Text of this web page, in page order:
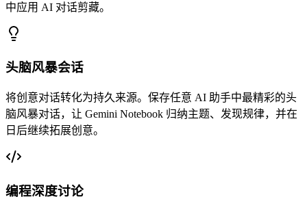
中应用 AI 对话剪藏。
头脑风暴会话
将创意对话转化为持久来源。保存任意 AI 助手中最精彩的头
脑风暴对话，让 Gemini Notebook 归纳主题、发现规律，并在
日后继续拓展创意。
编程深度讨论